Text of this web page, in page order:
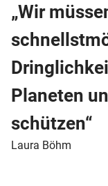
„Wir
Planeten
schützen“
Laura Böhm